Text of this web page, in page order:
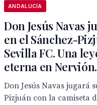
ANDALUCÍA
Don Jesús Navas
en el Sánchez-
Sevilla FC. Una
eterna en Nervión.
Don Jesús Navas jugará
Pizjuán con la camiseta